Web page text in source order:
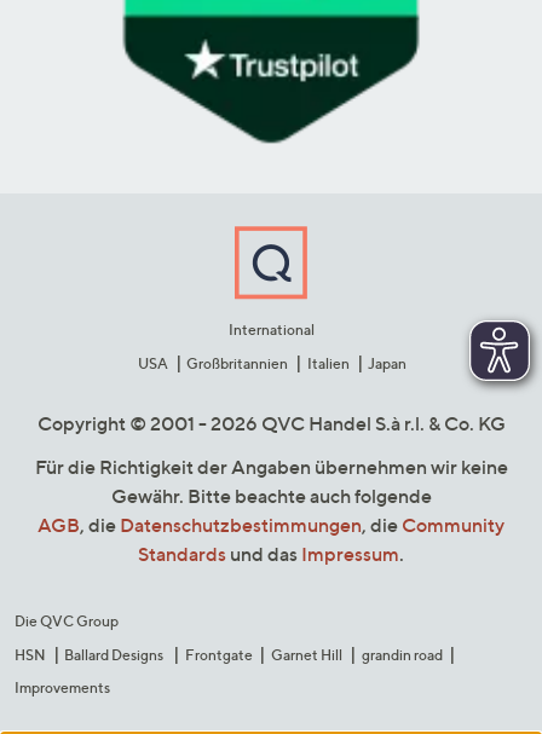
International
USA
Großbritannien Italien Japan
Copyright © 2001 - 2026 QVC Handel S.à r.l. & Co. KG
Für die Richtigkeit der Angaben übernehmen wir keine
Gewähr. Bitte beachte auch folgende
AGB, die Datenschutzbestimmungen, die Community
Standards und das Impressum.
Die QVC Group
HSN
Ballard Designs Frontgate Garnet Hill
grandin road
Improvements